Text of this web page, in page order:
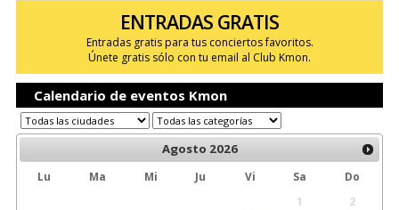
ENTRADAS GRATIS
Entradas gratis para tus conciertos favoritos.
Únete gratis sólo con tu email al Club Kmon.
Calendario de eventos Kmon
Agosto 2026
Lu Ma Mi Ju Vi Sa
Do
1
2